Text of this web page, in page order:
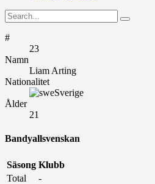
#
23
Namn
Liam Arting
Nationalitet
Sverige
Ålder
21
Bandyallsvenskan
Säsong Klubb
Total
-